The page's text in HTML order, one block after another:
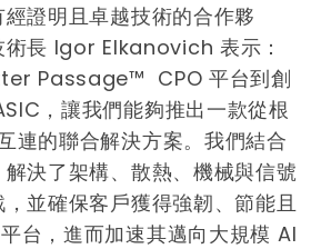
證明且卓越技術的合作夥
術長 Igor Elkanovich 表示：
Passage™ CPO 平台到創
，讓我們能夠推出一款從根
連的聯合解決方案。我們結合
決了架構、散熱、機械與信號
並確保客戶獲得強韌、節能且
台，進而加速其邁向大規模 AI